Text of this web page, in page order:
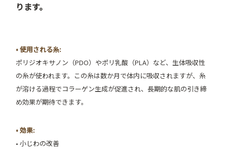
ります。
• 使用される糸:
ポリジオキサノン（PDO）やポリ乳酸（PLA）など、生体吸収性
の糸が使われます。この糸は数か月で体内に吸収されますが、糸
が溶ける過程でコラーゲン生成が促進され、長期的な肌の引き締
め効果が期待できます。
• 効果:
• 小じわの改善